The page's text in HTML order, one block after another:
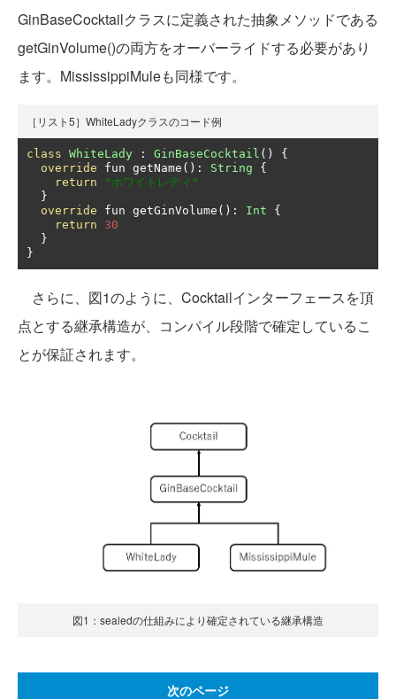
GinBaseCocktailクラスに定義された抽象メソッドである
getGinVolume()の両方をオーバーライドする必要があり
ます。MississippiMuleも同様です。
［リスト5］WhiteLadyクラスのコード例
class WhiteLady : GinBaseCocktail ()
{
override fun getName (): String
{
return
"ホワイトレディ"
}
override fun getGinVolume (): Int
{
return
30
}
}
さらに、図1のように、Cocktailインターフェースを頂
点とする継承構造が、コンパイル段階で確定しているこ
とが保証されます。
図1：sealedの仕組みにより確定されている継承構造
次のページ